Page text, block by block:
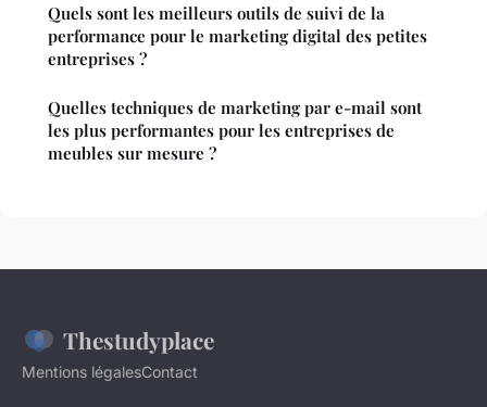
Quels sont les meilleurs outils de suivi de la
performance pour le marketing digital des petites
entreprises ?
Quelles techniques de marketing par e-mail sont
les plus performantes pour les entreprises de
meubles sur mesure ?
Thestudyplace
Mentions légalesContact